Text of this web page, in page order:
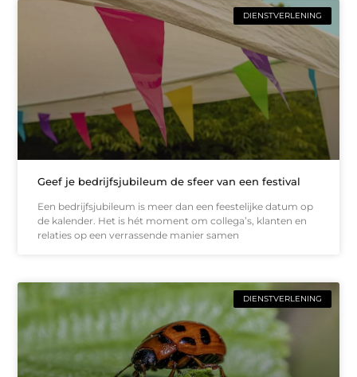
DIENSTVERLENING
Geef je bedrijfsjubileum de sfeer van een festival
Een bedrijfsjubileum is meer dan een feestelijke datum op
de kalender. Het is hét moment om collega’s, klanten en
relaties op een verrassende manier samen
DIENSTVERLENING